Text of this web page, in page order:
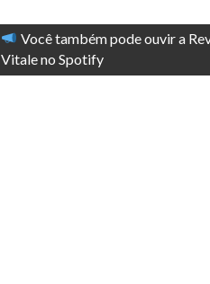
Você também pode ouvir a
Vitale no Spotify